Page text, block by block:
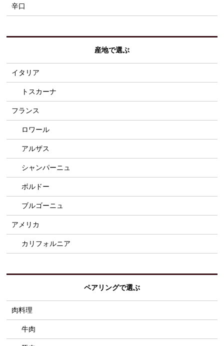
辛口
産地で選ぶ
イタリア
トスカーナ
フランス
ロワール
アルザス
シャンパーニュ
ボルドー
ブルゴーニュ
アメリカ
カリフォルニア
ペアリングで選ぶ
肉料理
牛肉